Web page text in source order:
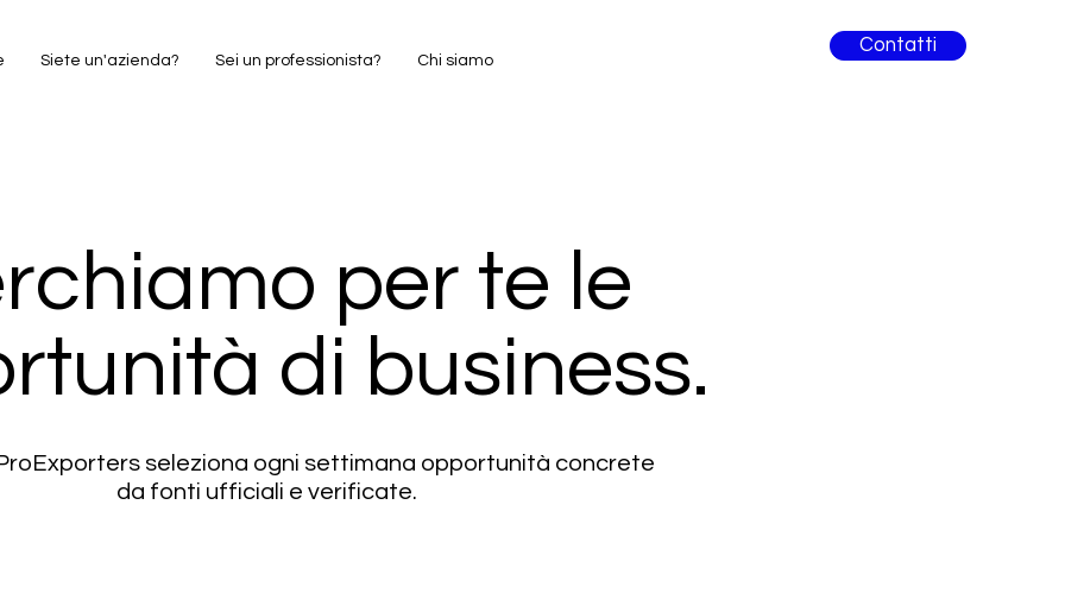
Siete un'azienda? Sei un professionista? Chi siamo
Contatti
per te le
di business.
seleziona ogni settimana opportunità concrete
da fonti ufficiali e verificate.